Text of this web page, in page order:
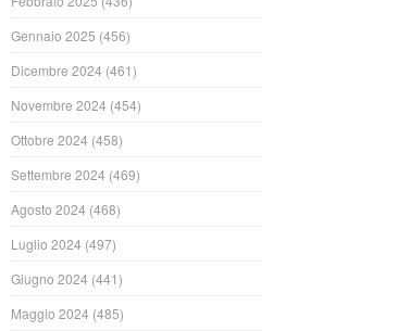
Gennaio 2025 (456)
Dicembre 2024 (461)
Novembre 2024 (454)
Ottobre 2024 (458)
Settembre 2024 (469)
Agosto 2024 (468)
Luglio 2024 (497)
Giugno 2024 (441)
Maggio 2024 (485)